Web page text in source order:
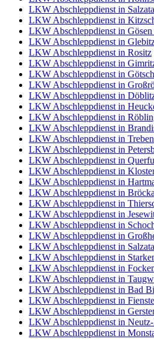
LKW Abschleppdienst in
LKW Abschleppdienst in
LKW Abschleppdienst in Gösen
LKW Abschleppdienst in
LKW Abschleppdienst in Rositz
LKW Abschleppdienst in
LKW Abschleppdienst in
LKW Abschleppdienst in
LKW Abschleppdienst in
LKW Abschleppdienst in
LKW Abschleppdienst in
LKW Abschleppdienst in
LKW Abschleppdienst in
LKW Abschleppdienst in
LKW Abschleppdienst in
LKW Abschleppdienst in
LKW Abschleppdienst in
LKW Abschleppdienst in
LKW Abschleppdienst in
LKW Abschleppdienst in
LKW Abschleppdienst in
LKW Abschleppdienst in
LKW Abschleppdienst in
LKW Abschleppdienst in
LKW Abschleppdienst in
LKW Abschleppdienst in
LKW Abschleppdienst in Bad
LKW Abschleppdienst in
LKW Abschleppdienst in
LKW Abschleppdienst in
LKW Abschleppdienst in